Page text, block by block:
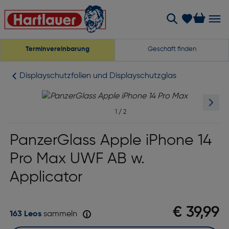
Terminvereinbarung Geschäft finden
Displayschutzfolien und Displayschutzglas
1 / 2
PanzerGlass Apple iPhone 14
Pro Max UWF AB w.
Applicator
€ 39,99
163 Leossammeln